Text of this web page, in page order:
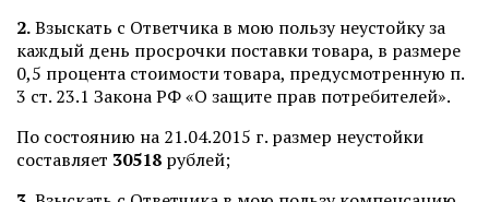
2.Взыскать с Ответчика в мою пользу неустойку за
каждый день просрочки поставки товара, в размере
0,5 процента стоимости товара, предусмотренную п.
3 ст. 23.1 Закона РФ «О защите прав потребителей».
По состоянию на 21.04.2015 г. размер неустойки
составляет 30518 рублей;